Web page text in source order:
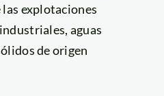
las explotaciones
aguas
de origen